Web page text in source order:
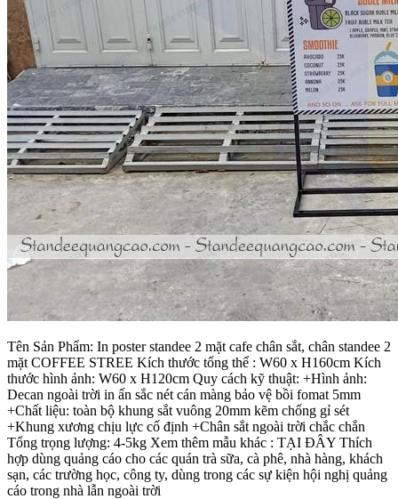
Tên Sản Phẩm: In poster standee 2 mặt cafe chân sắt, chân standee 2
mặt COFFEE STREE Kích thước tổng thể : W60 x H160cm Kích
thước hình ảnh: W60 x H120cm Quy cách kỹ thuật: +Hình ảnh:
Decan ngoài trời in ấn sắc nét cán màng bảo vệ bồi fomat 5mm
+Chất liệu: toàn bộ khung sắt vuông 20mm kẽm chống gỉ sét
+Khung xương chịu lực cố định +Chân sắt ngoài trời chắc chắn
Tổng trọng lượng: 4-5kg Xem thêm mẫu khác : TẠI ĐÂY Thích
hợp dùng quảng cáo cho các quán trà sữa, cà phê, nhà hàng, khách
sạn, các trường học, công ty, dùng trong các sự kiện hội nghị quảng
cáo trong nhà lẫn ngoài trời